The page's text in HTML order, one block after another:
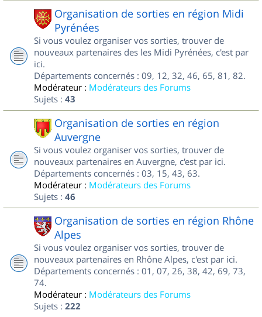
Organisation de sorties en région Midi
Pyrénées
Si vous voulez organiser vos sorties, trouver de
nouveaux partenaires des les Midi Pyrénées, c'est par
ici.
Départements concernés : 09, 12, 32, 46, 65, 81, 82.
Modérateur : Modérateurs des Forums
Sujets : 43
Organisation de sorties en région
Auvergne
Si vous voulez organiser vos sorties, trouver de
nouveaux partenaires en Auvergne, c'est par ici.
Départements concernés : 03, 15, 43, 63.
Modérateur : Modérateurs des Forums
Sujets : 46
Organisation de sorties en région Rhône
Alpes
Si vous voulez organiser vos sorties, trouver de
nouveaux partenaires en Rhône Alpes, c'est par ici.
Départements concernés : 01, 07, 26, 38, 42, 69, 73,
74.
Modérateur : Modérateurs des Forums
Sujets : 222